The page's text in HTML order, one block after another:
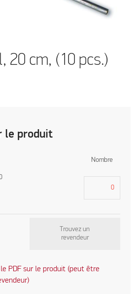
20 cm, (10 pcs.)
le produit
Nombre
Trouvez un
revendeur
le PDF sur le produit (peut être